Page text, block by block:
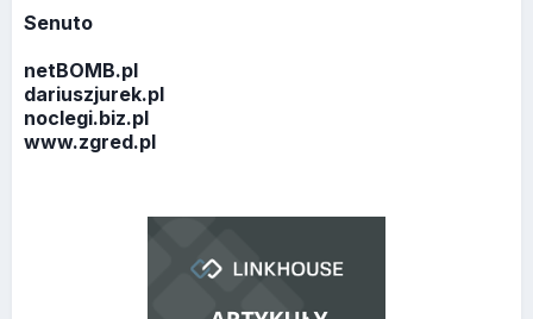
Senuto
netBOMB.pl
dariuszjurek.pl
noclegi.biz.pl
www.zgred.pl